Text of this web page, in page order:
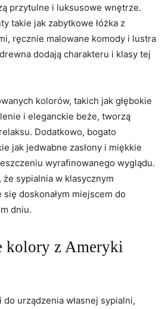
przytulne ⁢i luksusowe wnętrze.
takie jak zabytkowe łóżka z
ręcznie malowane ⁣komody i lustra
dodają charakteru i klasy tej
kolorów, takich jak głębokie
i⁤ eleganckie⁢ beże, tworzą
Dodatkowo, bogato
jak jedwabne zasłony i miękkie
wyrafinowanego wyglądu.
sypialnia ⁣w klasycznym
doskonałym miejscem ⁣do
dniu.
kolory z Ameryki
urządzenia własnej‌ sypialni,